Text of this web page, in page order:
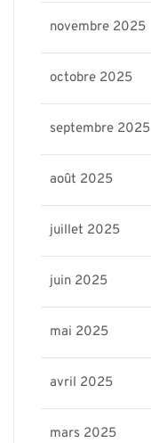
novembre 2025
octobre 2025
septembre 2025
août 2025
juillet 2025
juin 2025
mai 2025
avril 2025
mars 2025